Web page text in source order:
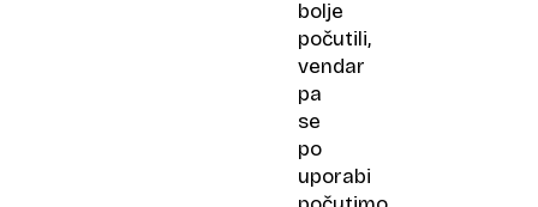
bolje
počutili,
vendar
pa
se
po
uporabi